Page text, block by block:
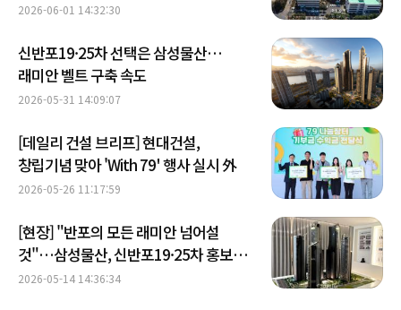
2026-06-01 14:32:30
신반포19·25차 선택은 삼성물산…
래미안 벨트 구축 속도
2026-05-31 14:09:07
[데일리 건설 브리프] 현대건설,
창립기념 맞아 'With 79' 행사 실시 外
2026-05-26 11:17:59
[현장] "반포의 모든 래미안 넘어설
것"…삼성물산, 신반포19·25차 홍보관
가보니
2026-05-14 14:36:34